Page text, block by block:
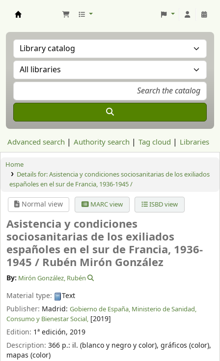
Advanced search Authority search Tag cloud Libraries
Home
Details for:Asistencia y condiciones sociosanitarias de los exiliados
españoles en el sur de Francia, 1936-1945 /
Normal view MARC view ISBD view
Asistencia y condiciones
sociosanitarias de los exiliados
españoles en el sur de Francia, 1936-
1945 / Rubén Mirón González
By: Mirón González, Rubén
Material type:
Text
Publisher: Madrid: Gobierno de España, Ministerio de Sanidad,
Consumo y Bienestar Social, [2019]
Edition: 1ª edición, 2019
Description: 366 p.: il. (blanco y negro y color), gráficos (color),
mapas (color)